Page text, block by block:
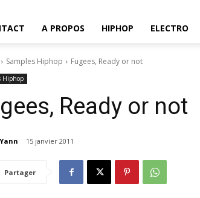
A PROPOS HIPHOP ELECTRO
Samples Hiphop Fugees, Ready or not
Hiphop
Ready or not
Yann 15 janvier 2011
Partager